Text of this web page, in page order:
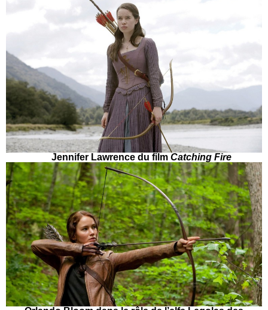
Jennifer Lawrence du filmCatching Fire